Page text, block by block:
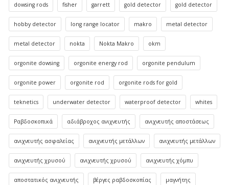
dowsing rods fisher garrett gold detector gold detector
hobby detector long range locator makro metal detector
metal detector nokta Nokta Makro okm
orgonite dowsing orgonite energy rod orgonite pendulum
orgonite power orgonite rod orgonite rods for gold
teknetics underwater detector waterproof detector whites
Ραβδοσκοπικά αδιάβροχος ανιχνευτής ανιχνευτής αποστάσεως
ανιχνευτής ασφαλείας ανιχνευτής μετάλλων ανιχνευτής μετάλλων
ανιχνευτής χρυσού ανιχνευτής χρυσού ανιχνευτής χόμπυ
αποστατικός ανιχνευτής βέργες ραβδοσκοπίας μαγνήτης